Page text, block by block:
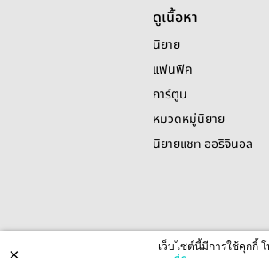
ดูเนื้อหา
นิยาย
แฟนฟิค
การ์ตูน
หมวดหมู่นิยาย
นิยายแชท ออริจินอล
เว็บไซต์นี้มีการใช้คุกกี้